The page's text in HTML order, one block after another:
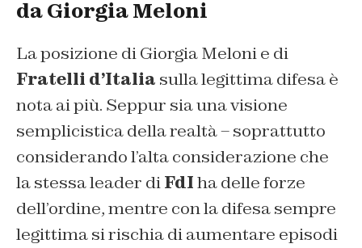
da Giorgia Meloni
La posizione di Giorgia Meloni e di
Fratelli d’Italia sulla legittima difesa è
nota ai più. Seppur sia una visione
semplicistica della realtà – soprattutto
considerando l’alta considerazione che
la stessa leader diFdIha delle forze
dell’ordine, mentre con la difesa sempre
legittima si rischia di aumentare episodi